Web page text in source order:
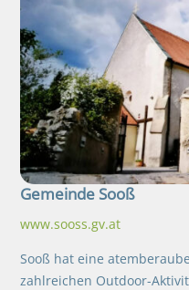
Gemeinde Sooß
www.sooss.gv.at
Sooß hat eine
zahlreichen Outdoor-